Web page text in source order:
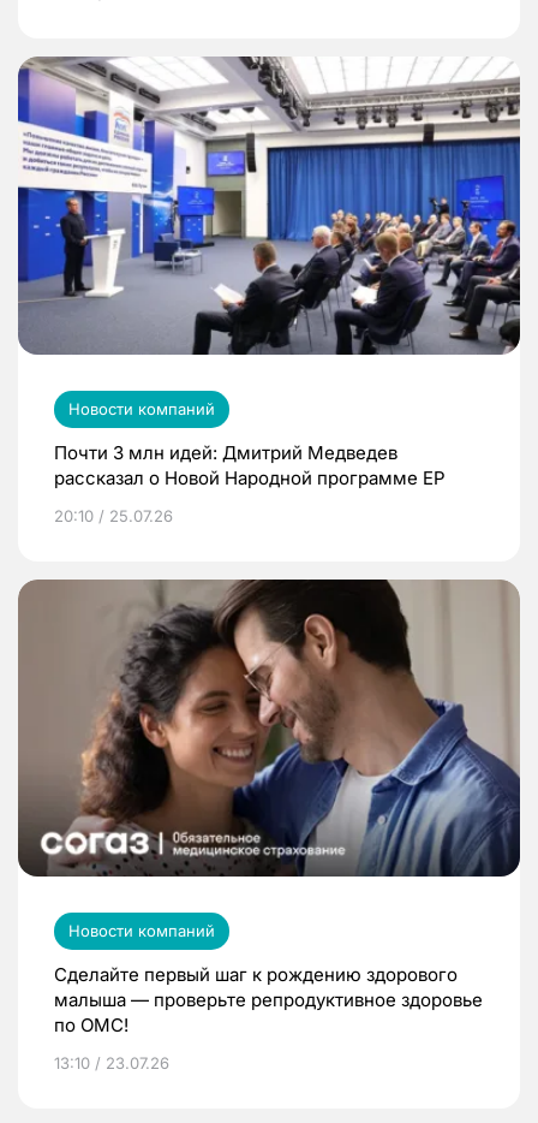
Новости компаний
Почти 3 млн идей: Дмитрий Медведев
рассказал о Новой Народной программе ЕР
20:10 / 25.07.26
Новости компаний
Сделайте первый шаг к рождению здорового
малыша — проверьте репродуктивное здоровье
по ОМС!
13:10 / 23.07.26